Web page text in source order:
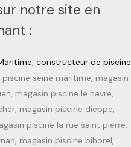
notre site en
:
, constructeur de piscine
piscine seine maritime, magasin
magasin piscine le havre,
magasin piscine dieppe,
piscine la rue saint pierre,
magasin piscine bihorel,